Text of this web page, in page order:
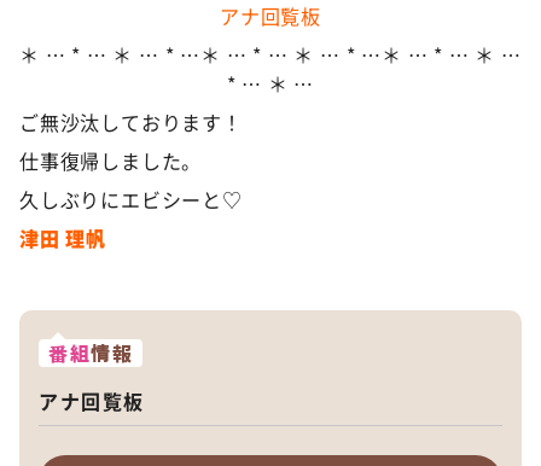
アナ回覧板
＊ … * … ＊ … * …＊ … * … ＊ … * …＊ … * … ＊ …
* … ＊ …
ご無沙汰しております！
仕事復帰しました。
久しぶりにエビシーと♡
津田 理帆
番組情報
アナ回覧板